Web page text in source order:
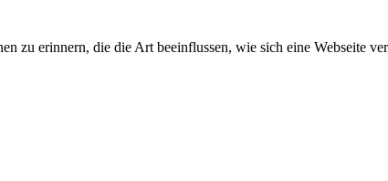
zu erinnern, die die Art beeinflussen, wie sich eine Webseite